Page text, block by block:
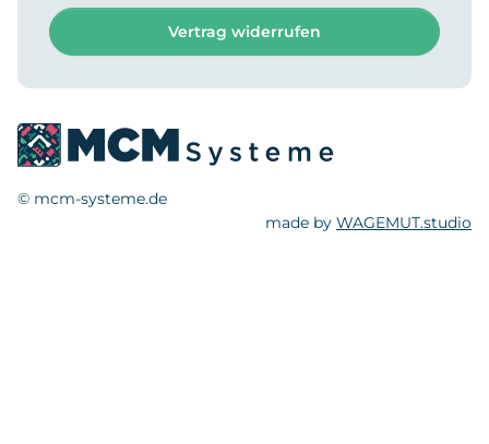
Vertrag widerrufen
© mcm-systeme.de
made by WAGEMUT.studio